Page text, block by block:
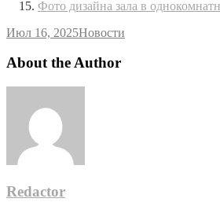
Фото дизайна зала в
Июл 16, 2025Новости
About the Author
Redactor